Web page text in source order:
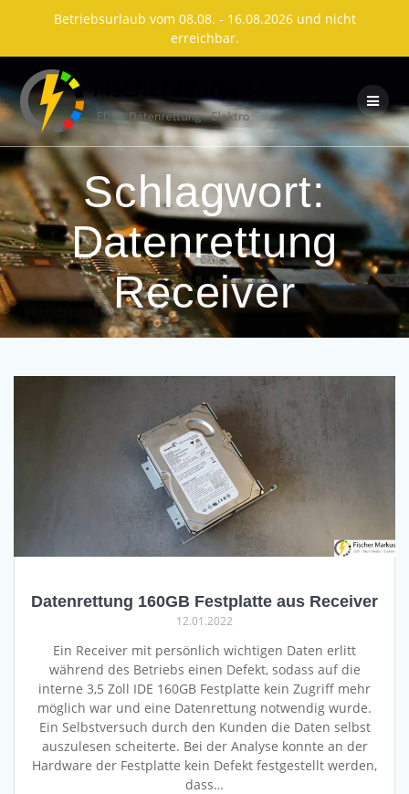
Betriebsurlaub vom 08.08. - 16.08.2026 und nicht
erreichbar.
content
Schlagwort:
Datenrettung
Receiver
Datenrettung 160GB Festplatte aus Receiver
12.01.2022
Ein Receiver mit persönlich wichtigen Daten erlitt
während des Betriebs einen Defekt, sodass auf die
interne 3,5 Zoll IDE 160GB Festplatte kein Zugriff mehr
möglich war und eine Datenrettung notwendig wurde.
Ein Selbstversuch durch den Kunden die Daten selbst
auszulesen scheiterte. Bei der Analyse konnte an der
Hardware der Festplatte kein Defekt festgestellt werden,
dass…